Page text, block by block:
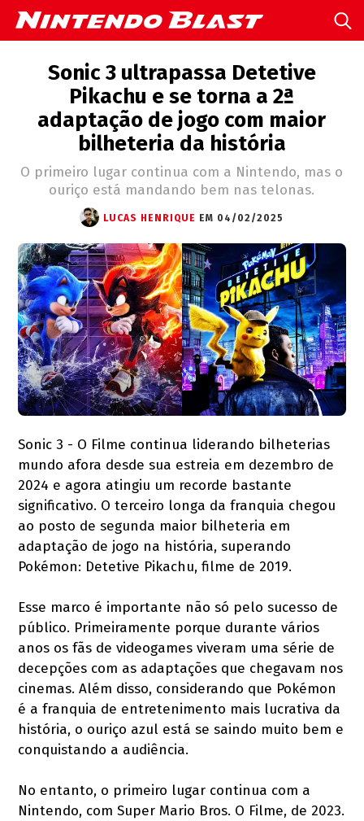
Sonic 3 ultrapassa Detetive
Pikachu e se torna a 2ª
adaptação de jogo com maior
bilheteria da história
O primeiro lugar continua com a Nintendo, mas o
ouriço está mandando bem nas telonas.
LUCAS HENRIQUE EM 04/02/2025
Sonic 3 - O Filme continua liderando bilheterias
mundo afora desde sua estreia em dezembro de
2024 e agora atingiu um recorde bastante
significativo. O terceiro longa da franquia chegou
ao posto de segunda maior bilheteria em
adaptação de jogo na história, superando
Pokémon: Detetive Pikachu, filme de 2019.
Esse marco é importante não só pelo sucesso de
público. Primeiramente porque durante vários
anos os fãs de videogames viveram uma série de
decepções com as adaptações que chegavam nos
cinemas. Além disso, considerando que Pokémon
é a franquia de entretenimento mais lucrativa da
história, o ouriço azul está se saindo muito bem e
conquistando a audiência.
No entanto, o primeiro lugar continua com a
Nintendo, com Super Mario Bros. O Filme, de 2023.